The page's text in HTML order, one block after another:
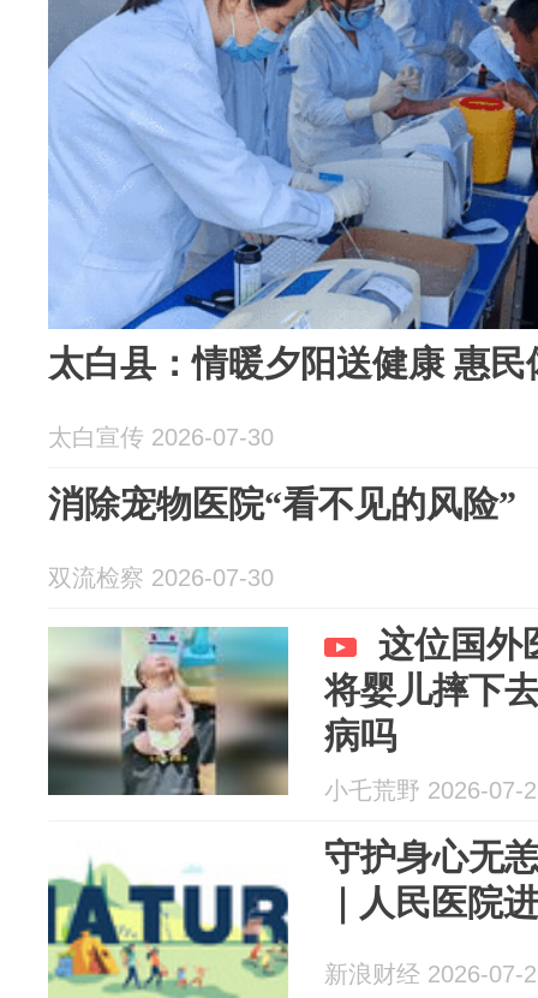
太白县：情暖夕阳送健康 惠民
太白宣传 2026-07-30
消除宠物医院“看不见的风险”
双流检察 2026-07-30
这位国外
将婴儿摔下
病吗
小乇荒野 2026-07-
守护身心无
｜人民医院
新浪财经 2026-07-